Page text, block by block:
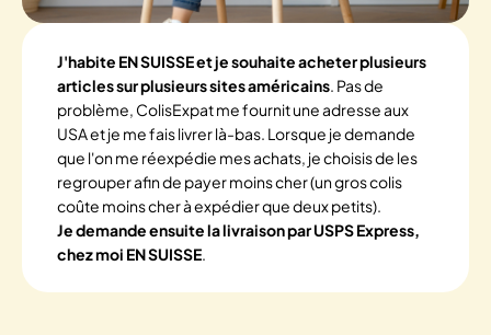
J'habite EN SUISSE et je souhaite acheter plusieurs
articles sur plusieurs sites américains. Pas de
problème, ColisExpat me fournit une adresse aux
USA et je me fais livrer là-bas. Lorsque je demande
que l'on me réexpédie mes achats, je choisis de les
regrouper afin de payer moins cher (un gros colis
coûte moins cher à expédier que deux petits).
Je demande ensuite la livraison par USPS Express,
chez moi EN SUISSE.